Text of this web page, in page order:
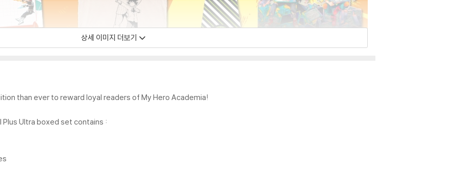
상세 이미지 더보기
than ever to reward loyal readers of My Hero Academia!
Ultra boxed set contains :